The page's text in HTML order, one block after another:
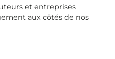
et entreprises
aux côtés de nos